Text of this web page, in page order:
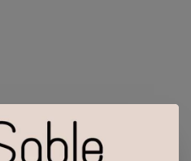
winkelwagen